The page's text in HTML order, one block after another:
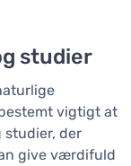
studier
vigtigt at
studier, der
give værdifuld